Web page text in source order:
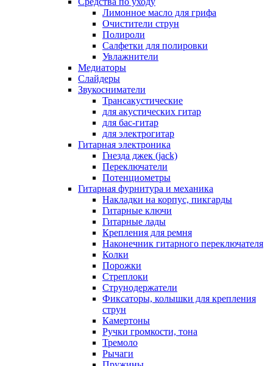
Лимонное масло для грифа
Очистители струн
Полироли
Салфетки для полировки
Увлажнители
Медиаторы
Слайдеры
Звукосниматели
Трансакустические
для акустических гитар
для бас-гитар
для электрогитар
Гитарная электроника
Гнезда джек (jack)
Переключатели
Потенциометры
Гитарная фурнитура и механика
Накладки на корпус, пикгарды
Гитарные ключи
Гитарные лады
Крепления для ремня
Наконечник гитарного переключателя
Колки
Порожки
Стреплоки
Струнодержатели
Фиксаторы, колышки для крепления
струн
Камертоны
Ручки громкости, тона
Тремоло
Рычаги